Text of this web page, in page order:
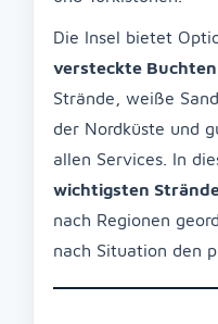
Die Insel bietet
versteckte Buchten
Strände, weiße
der Nordküste und
allen Services. In
wichtigsten
nach Regionen
nach Situation den